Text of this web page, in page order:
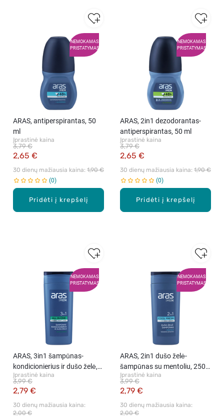
NEMOKAMAS
PRISTATYMAS
Pridėti į krepšelį
ARAS, antiperspirantas, 50
ml
Įprastinė kaina
2,65 €
3,79 €
30 dienų mažiausia kaina: 1,90 €
0
NEMOKAMAS
PRISTATYMAS
Pridėti į krepšelį
ARAS, 2in1 dezodorantas-
antiperspirantas, 50 ml
Įprastinė kaina
2,65 €
3,79 €
30 dienų mažiausia kaina: 1,90 €
0
NEMOKAMAS
PRISTATYMAS
ARAS, 3in1 šampūnas-
kondicionierius ir dušo želė,
250 ml
Įprastinė kaina
2,79 €
3,99 €
30 dienų mažiausia kaina:
2,00 €
NEMOKAMAS
PRISTATYMAS
ARAS, 2in1 dušo želė-
šampūnas su mentoliu, 250
ml
Įprastinė kaina
2,79 €
3,99 €
30 dienų mažiausia kaina:
2,00 €